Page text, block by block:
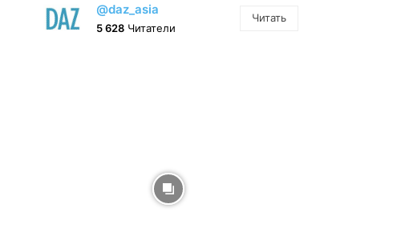
@daz_asia
5 628 Читатели
Читать